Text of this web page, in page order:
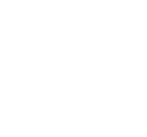
lấy code liên kết các đơn vị! Hoặc bói